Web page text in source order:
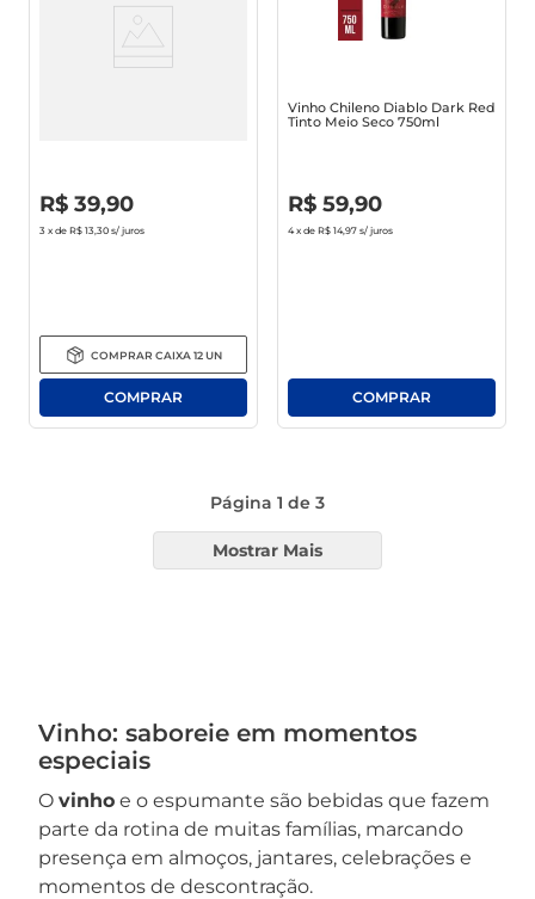
R$ 39,90
3 x de R$ 13,30 s/ juros
COMPRAR CAIXA 12UN
Vinho Chileno Diablo Dark Red
Tinto Meio Seco 750ml
R$ 59,90
4 x de R$ 14,97 s/ juros
Página 1 de 3
Mostrar Mais
Vinho: saboreie em momentos
especiais
O vinho e o espumante são bebidas que fazem
parte da rotina de muitas famílias, marcando
presença em almoços, jantares, celebrações e
momentos de descontração.